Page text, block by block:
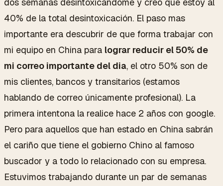
40% de la total desintoxicación. El paso mas
importante era descubrir de que forma trabajar con
mi equipo en China para lograr reducir el 50% de
mi correo importante del dia, el otro 50% son de
mis clientes, bancos y transitarios (estamos
hablando de correo únicamente profesional). La
primera intentona la realice hace 2 años con google.
Pero para aquellos que han estado en China sabrán
el cariño que tiene el gobierno Chino al famoso
buscador y a todo lo relacionado con su empresa.
Estuvimos trabajando durante un par de semanas